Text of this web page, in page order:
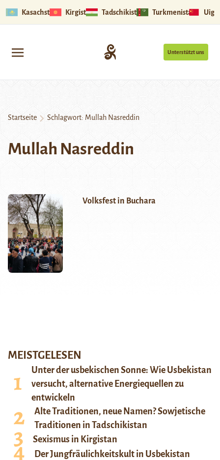
Kasachstan Kirgistan Tadschikistan Turkmenistan
Unterstützt uns
Startseite Schlagwort: Mullah Nasreddin
Mullah Nasreddin
Volksfest in Buchara
MEISTGELESEN
Unter der usbekischen Sonne: Wie Usbekistan
versucht, alternative Energiequellen zu
entwickeln
Alte Traditionen, neue Namen? Sowjetische
Traditionen in Tadschikistan
Sexismus in Kirgistan
Der Jungfräulichkeitskult in Usbekistan